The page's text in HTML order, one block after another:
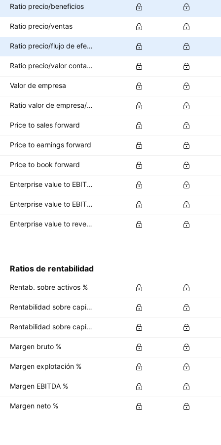
Ratio precio/beneficios
Ratio precio/ventas
Ratio precio/flujo de efectivo
Ratio precio/valor contable
Valor de empresa
Ratio valor de empresa/EBITDA
Price to sales forward
Price to earnings forward
Price to book forward
Enterprise value to EBITDA forward
Enterprise value to EBIT forward
Enterprise value to revenue forward
Ratios de rentabilidad
Rentab. sobre activos %
Rentabilidad sobre capital %
Rentabilidad sobre capital invertido %
Margen bruto %
Margen explotación %
Margen EBITDA %
Margen neto %